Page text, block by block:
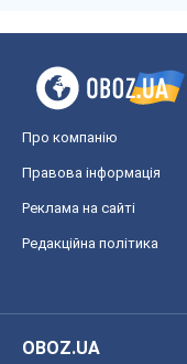
Про компанію
Правова інформація
Реклама на сайті
Редакційна політика
OBOZ.UA